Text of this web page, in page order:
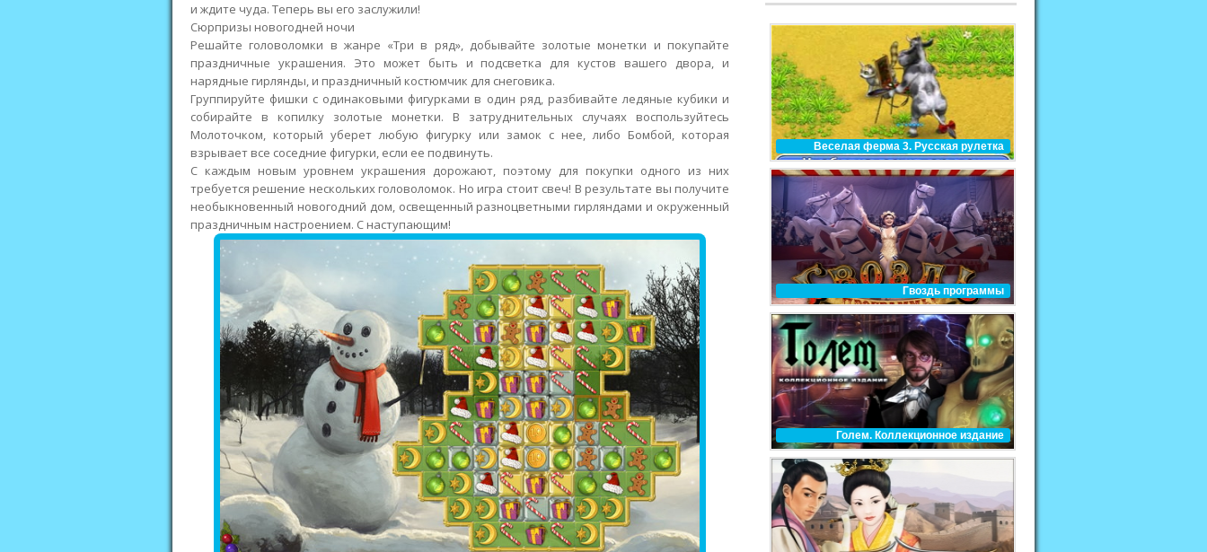
и ждите чуда. Теперь вы его заслужили!
Сюрпризы новогодней ночи
Решайте головоломки в жанре «Три в ряд», добывайте золотые монетки и покупайте
праздничные украшения. Это может быть и подсветка для кустов вашего двора, и
нарядные гирлянды, и праздничный костюмчик для снеговика.
Группируйте фишки с одинаковыми фигурками в один ряд, разбивайте ледяные кубики и
собирайте в копилку золотые монетки. В затруднительных случаях воспользуйтесь
Молоточком, который уберет любую фигурку или замок с нее, либо Бомбой, которая
взрывает все соседние фигурки, если ее подвинуть.
С каждым новым уровнем украшения дорожают, поэтому для покупки одного из них
требуется решение нескольких головоломок. Но игра стоит свеч! В результате вы получите
необыкновенный новогодний дом, освещенный разноцветными гирляндами и окруженный
праздничным настроением. С наступающим!
Веселая ферма 3. Русская рулетка
Гвоздь программы
Голем. Коллекционное издание